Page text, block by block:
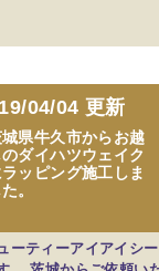
04/04 更新
県牛久市からお越
のダイハツウェイク
ラッピング施工しま
。
ーティーアイアイシ